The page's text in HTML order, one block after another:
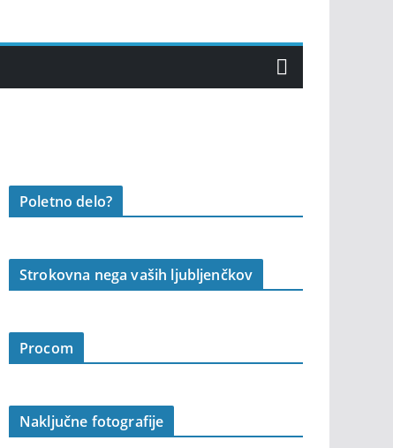
Poletno delo?
Strokovna nega vaših ljubljenčkov
Procom
Naključne fotografije